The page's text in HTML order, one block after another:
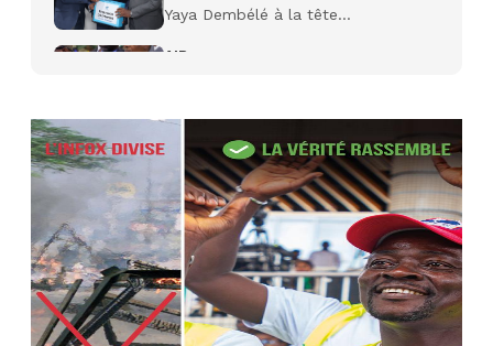
Yaya Dembélé à la tête...
AIP
Camara tué lors d’attaques...
22 avr. 2026, 16:41
Des bureaux ravagés dans un
incendie survenu à la mairie...
AIP
10 avr. 2026, 09:48
Nommé Médiateur de la
République, Gaoussou Touré prend